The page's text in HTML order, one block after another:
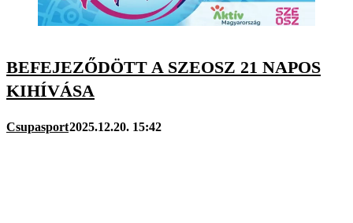
BEFEJEZŐDÖTT A SZEOSZ 21 NAPOS
KIHÍVÁSA
Csupasport2025.12.20. 15:42